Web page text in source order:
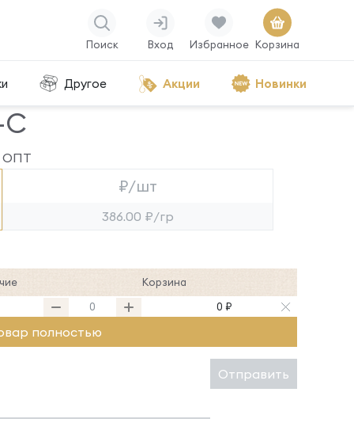
Поиск Вход Избранное Корзина
Другое Акции Новинки
С
ОПТ
₽/шт
386.00 ₽/гр
Корзина
0 ₽
полностью
Отправить